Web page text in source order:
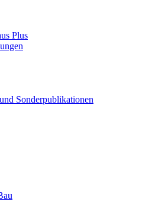
Plus
Sonderpublikationen